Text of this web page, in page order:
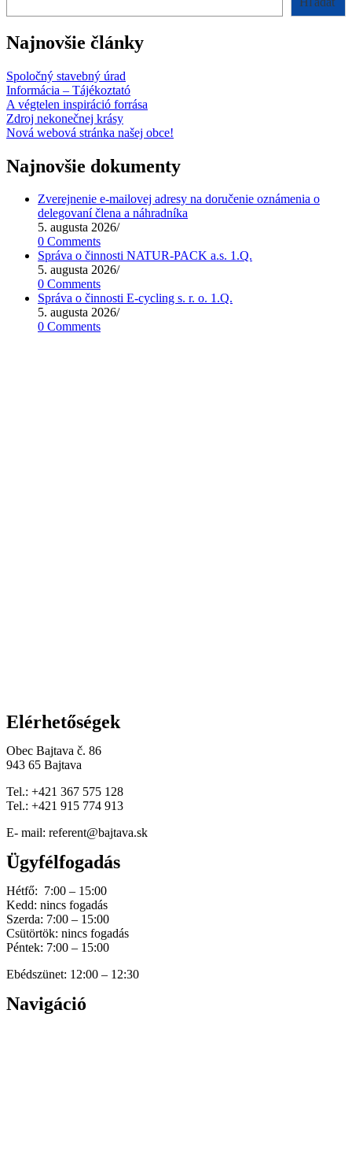
Najnovšie články
Spoločný stavebný úrad
Informácia – Tájékoztató
A végtelen inspiráció forrása
Zdroj nekonečnej krásy
Nová webová stránka našej obce!
Najnovšie dokumenty
Zverejnenie e-mailovej adresy na doručenie oznámenia o
delegovaní člena a náhradníka
5. augusta 2026/
0 Comments
Správa o činnosti NATUR-PACK a.s. 1.Q.
5. augusta 2026/
0 Comments
Správa o činnosti E-cycling s. r. o. 1.Q.
5. augusta 2026/
0 Comments
Elérhetőségek
Obec Bajtava č. 86
943 65 Bajtava
Tel.: +421 367 575 128
Tel.: +421 915 774 913
E- mail: referent@bajtava.sk
Ügyfélfogadás
Hétfő: 7:00 – 15:00
Kedd: nincs fogadás
Szerda: 7:00 – 15:00
Csütörtök: nincs fogadás
Péntek: 7:00 – 15:00
Ebédszünet: 12:00 – 12:30
Navigáció